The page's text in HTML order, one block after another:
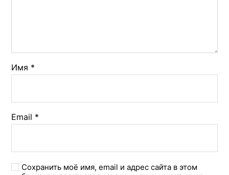
Имя *
Email *
Сохранить моё имя, email и адрес сайта в этом